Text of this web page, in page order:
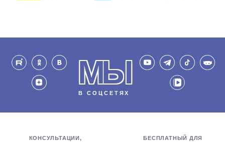
МЫ
В СОЦСЕТЯХ
КОНСУЛЬТАЦИИ,
БЕСПЛАТНЫЙ ДЛЯ